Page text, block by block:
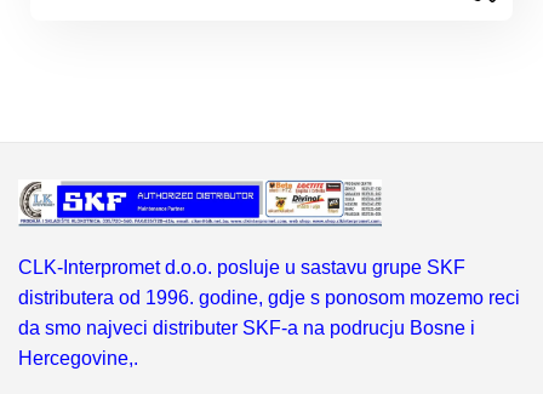
CLK-Interpromet d.o.o. posluje u sastavu grupe SKF
distributera od 1996. godine, gdje s ponosom mozemo reci
da smo najveci distributer SKF-a na podrucju Bosne i
Hercegovine,.